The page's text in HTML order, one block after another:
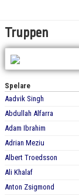
TRUPPEN
BILDGALLERI
DOKUMENT
Truppen
Spelare
Aadvik Singh
Abdullah Alfarra
Adam Ibrahim
Adrian Meziu
Albert Troedsson
Ali Khalaf
Anton Zsigmond